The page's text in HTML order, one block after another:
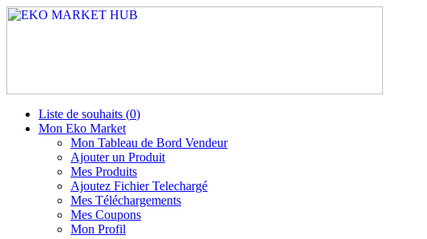
Liste de souhaits (0)
Mon Eko Market
Mon Tableau de Bord Vendeur
Ajouter un Produit
Mes Produits
Ajoutez Fichier Telechargé
Mes Téléchargements
Mes Coupons
Mon Profil